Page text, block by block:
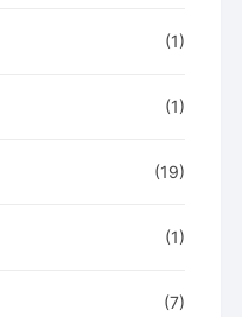
(1)
(1)
(19)
(1)
(7)